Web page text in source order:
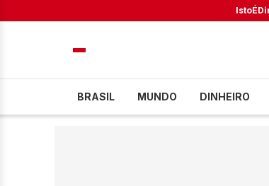
IstoÉ
BRASIL MUNDO DINHEIRO